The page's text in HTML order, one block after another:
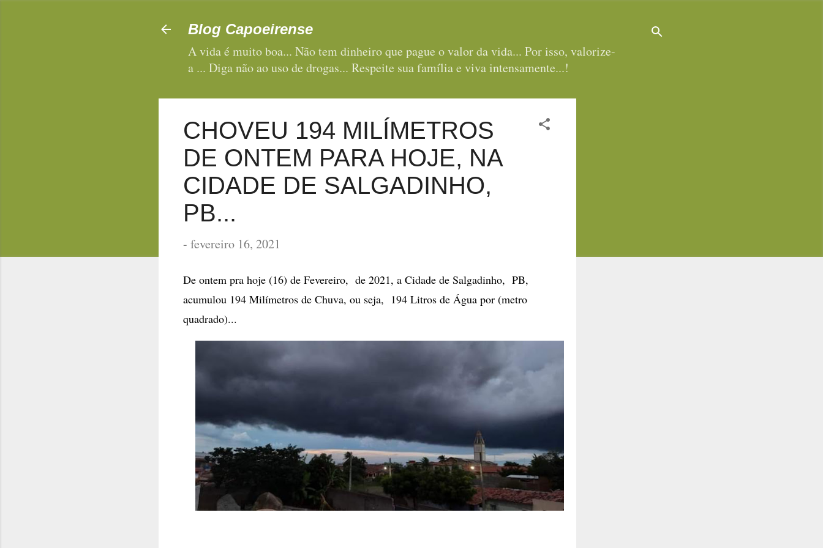
Blog Capoeirense
A vida é muito boa... Não tem dinheiro que pague o valor da vida... Por isso, valorize-
a ... Diga não ao uso de drogas... Respeite sua família e viva intensamente...!
CHOVEU 194 MILÍMETROS
DE ONTEM PARA HOJE, NA
CIDADE DE SALGADINHO,
PB...
- fevereiro 16, 2021
De ontem pra hoje (16) de Fevereiro, de 2021, a Cidade de Salgadinho, PB,
acumulou 194 Milímetros de Chuva, ou seja, 194 Litros de Água por (metro
quadrado)...